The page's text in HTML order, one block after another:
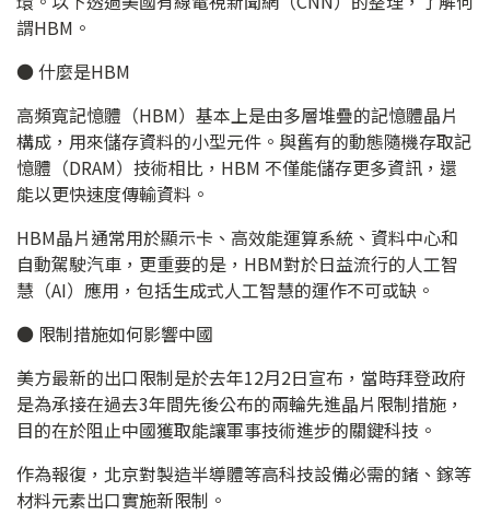
謂HBM。
● 什麼是HBM
高頻寬記憶體（HBM）基本上是由多層堆疊的記憶體晶片
構成，用來儲存資料的小型元件。與舊有的動態隨機存取記
憶體（DRAM）技術相比，HBM 不僅能儲存更多資訊，還
能以更快速度傳輸資料。
HBM晶片通常用於顯示卡、高效能運算系統、資料中心和
自動駕駛汽車，更重要的是，HBM對於日益流行的人工智
慧（AI）應用，包括生成式人工智慧的運作不可或缺。
● 限制措施如何影響中國
美方最新的出口限制是於去年12月2日宣布，當時拜登政府
是為承接在過去3年間先後公布的兩輪先進晶片限制措施，
目的在於阻止中國獲取能讓軍事技術進步的關鍵科技。
作為報復，北京對製造半導體等高科技設備必需的鍺、鎵等
材料元素出口實施新限制。